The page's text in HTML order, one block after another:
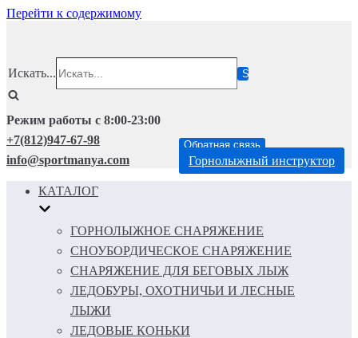
Перейти к содержимому
Искать...
Режим работы с 8:00-23:00
+7(812)947-67-98
info@sportmanya.com
Обратная связь
Горнолыжный инструктор
КАТАЛОГ
ГОРНОЛЫЖНОЕ СНАРЯЖЕНИЕ
СНОУБОРДИЧЕСКОЕ СНАРЯЖЕНИЕ
СНАРЯЖЕНИЕ ДЛЯ БЕГОВЫХ ЛЫЖ
ЛЕДОБУРЫ, ОХОТНИЧЬИ И ЛЕСНЫЕ
ЛЫЖИ
ЛЕДОВЫЕ КОНЬКИ